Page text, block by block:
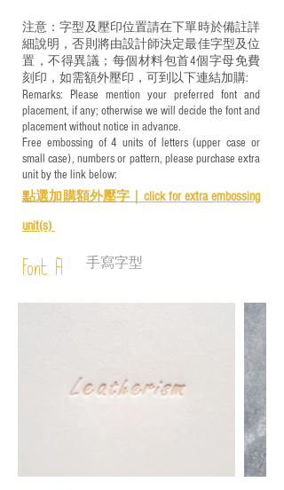
注意：字型及壓印位置請在下單時於備註詳
細說明，否則將由設計師決定最佳字型及位
置，不得異議；每個材料包首4個字母免費
刻印，如需額外壓印，可到以下連結加購:
Remarks: Please mention your preferred font and
placement, if any; otherwise we will decide the font and
placement without notice in advance.
Free embossing of 4 units of letters (upper case or
small case), numbers or pattern, please purchase extra
unit by the link below:
點選加購額外壓字｜ click for extra embossing
unit(s)
Font A 手寫字型